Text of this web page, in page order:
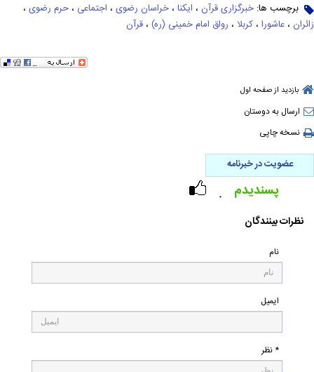
برچسب ها: خبرگزاری قرآن ، ایکنا ، خراسان رضوی ، اجتماعی ، حرم رضوی ،
زائران ، عاشورا ، کربلا ، رواق امام خمینی (ره) ، قرآن
بازدید از صفحه اول
ارسال به دوستان
نسخه چاپی
عضویت در خبرنامه
۰ پسندیدم
نظرات بینندگان
نام
ایمیل
* نظر